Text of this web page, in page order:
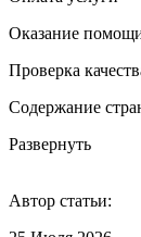
Оказание
Проверка
Содержание
Развернуть
Автор статьи: